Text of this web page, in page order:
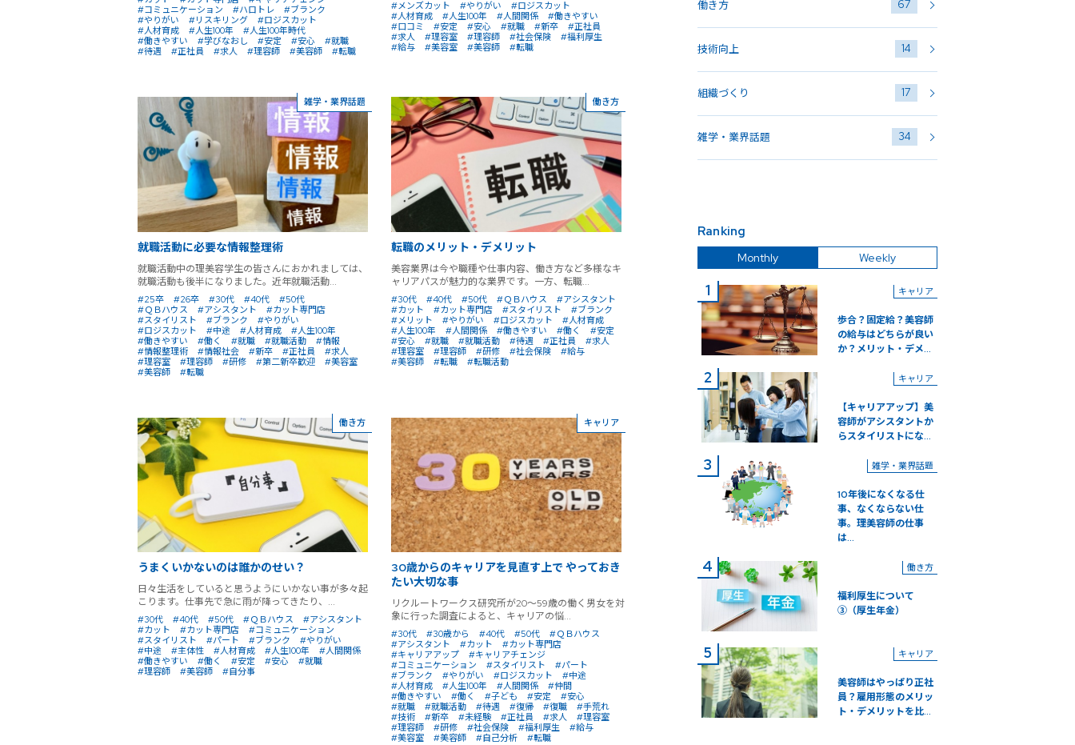
#コミュニケーション
#ハロトレ
#ブランク
#やりがい
#リスキリング
#ロジスカット
#人材育成
#人生100年
#人生100年時代
#働きやすい
#学びなおし #安定 #安心
#就職
#待遇
#正社員 #求人 #理容師 #美容師 #転職
#メンズカット
#やりがい
#ロジスカット
#人材育成
#人生100年 #人間関係
#働きやすい
#口コミ
#安定 #安心 #就職 #新卒
#正社員
#求人
#理容室 #理容師 #社会保険
#福利厚生
#給与
#美容室 #美容師 #転職
雑学・業界話題
就職活動に必要な情報整理術
就職活動中の理美容学生の皆さんにおかれましては、
就職活動も後半になりました。近年就職活動...
#25卒 #26卒 #30代 #40代
#50代
#ＱＢハウス
#アシスタント
#カット専門店
#スタイリスト
#ブランク
#やりがい
#ロジスカット
#中途 #人材育成
#人生100年
#働きやすい
#働く #就職 #就職活動
#情報
#情報整理術
#情報社会 #新卒 #正社員
#求人
#理容室
#理容師 #研修 #第二新卒歓迎
#美容室
#美容師
#転職
働き方
転職のメリット・デメリット
美容業界は今や職種や仕事内容、働き方など多様なキ
ャリアパスが魅力的な業界です。一方、転職...
#30代 #40代 #50代 #ＱＢハウス
#アシスタント
#カット
#カット専門店 #スタイリスト
#ブランク
#メリット
#やりがい #ロジスカット
#人材育成
#人生100年
#人間関係 #働きやすい #働く
#安定
#安心
#就職 #就職活動 #待遇 #正社員
#求人
#理容室
#理容師 #研修 #社会保険
#給与
#美容師
#転職 #転職活動
働き方
うまくいかないのは誰かのせい？
日々生活をしていると思うようにいかない事が多々起
こります。仕事先で急に雨が降ってきたり、...
#30代 #40代 #50代 #ＱＢハウス
#アシスタント
#カット
#カット専門店
#コミュニケーション
#スタイリスト
#パート #ブランク
#やりがい
#中途
#主体性 #人材育成 #人生100年
#人間関係
#働きやすい
#働く #安定 #安心
#就職
#理容師
#美容師 #自分事
キャリア
30歳からのキャリアを見直す上で やっておき
たい大切な事
リクルートワークス研究所が20〜59歳の働く男女を対
象に行った調査によると、キャリアの悩...
#30代 #30歳から #40代 #50代
#ＱＢハウス
#アシスタント
#カット
#カット専門店
#キャリアアップ
#キャリアチェンジ
#コミュニケーション
#スタイリスト
#パート
#ブランク
#やりがい #ロジスカット
#中途
#人材育成
#人生100年 #人間関係
#仲間
#働きやすい
#働く #子ども #安定
#安心
#就職
#就職活動 #待遇 #復帰 #復職
#手荒れ
#技術
#新卒 #未経験 #正社員 #求人
#理容室
#理容師
#研修 #社会保険 #福利厚生
#給与
#美容室
#美容師 #自己分析 #転職
働き方 67
技術向上 14
組織づくり 17
雑学・業界話題 34
Ranking
Monthly Weekly
キャリア
歩合？固定給？美容師
の給与はどちらが良い
か？メリット・デメ...
キャリア
【キャリアアップ】美
容師がアシスタントか
らスタイリストにな...
雑学・業界話題
10年後になくなる仕
事、なくならない仕
事。理美容師の仕事
は...
働き方
福利厚生について
③（厚生年金）
キャリア
美容師はやっぱり正社
員？雇用形態のメリッ
ト・デメリットを比...